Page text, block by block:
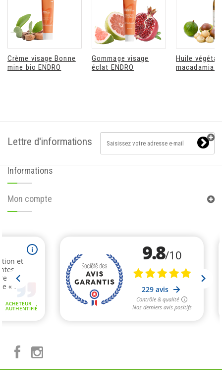
Crème visage Bonne
mine bio ENDRO
Gommage visage
éclat ENDRO
Huile
macadamia
Lettre d'informations
Informations
Mon compte